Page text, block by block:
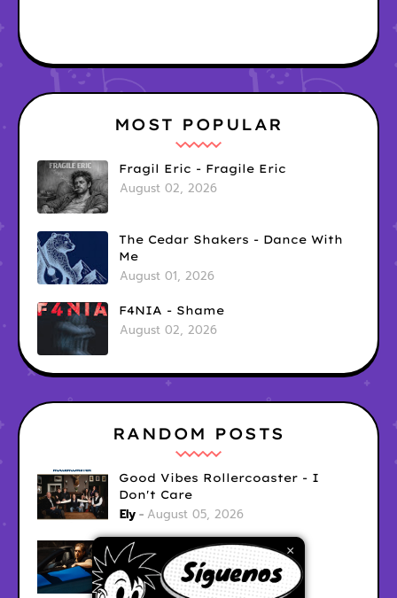
×
MOST POPULAR
Fragil Eric - Fragile Eric
August 02, 2026
The Cedar Shakers - Dance With
Me
August 01, 2026
F4NIA - Shame
August 02, 2026
RANDOM POSTS
Good Vibes Rollercoaster - I
Don't Care
Ely August 05, 2026
Hyperwulf - FaceTime
Ely August 04, 2026